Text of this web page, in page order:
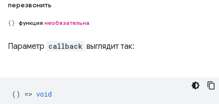
перезвонить
функция необязательна
Параметр callback выглядит так:
() => void